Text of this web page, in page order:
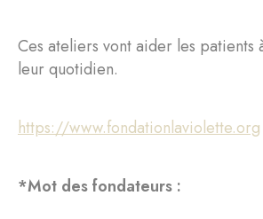
Ces ateliers vont aider les patients
leur quotidien.
https://www.fondationlaviolette.org
*Mot des fondateurs :